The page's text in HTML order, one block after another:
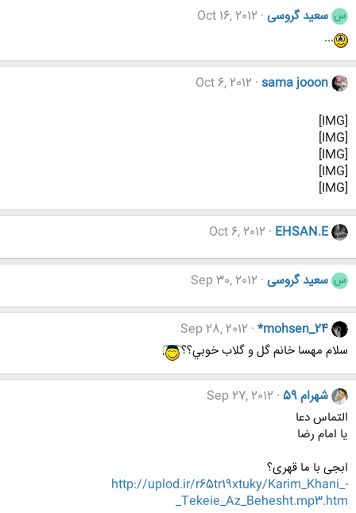
س سعید گروسی Oct 16, 2012
...
sama jooon
Oct 6, 2012
[IMG]
[IMG]
[IMG]
[IMG]
[IMG]
EHSAN.E
Oct 6, 2012
س سعید گروسی Sep 30, 2012
*mohsen_24
Sep 28, 2012
سلام مهسا خانم گل و گلاب خوبي؟؟
شهرام 59
Sep 27, 2012
التماس دعا
یا امام رضا
ابجی با ما قهری؟
http://uplod.ir/r65tr19xtuky/Karim_Khani_-
_Tekeie_Az_Behesht.mp3.htm